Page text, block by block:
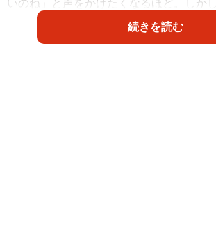
いのね」と声をかけたくなるほど。しか
もう1匹の赤い秋田犬が、まるで自宅のリ
ようにリラックスしている。
続きを読む